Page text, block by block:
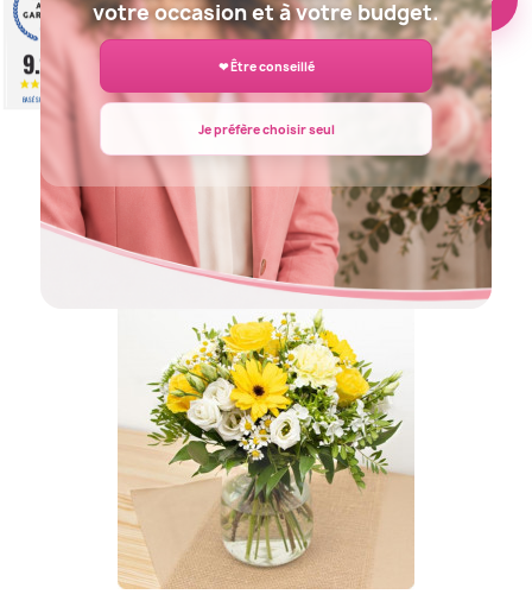
BOUQUET DE FLEURS DECLARATION
45,00 €
votre occasion et à votre budget.
❤ Être conseillé
Je préfère choisir seul
9.2/10
BASÉ SUR 943 AVIS